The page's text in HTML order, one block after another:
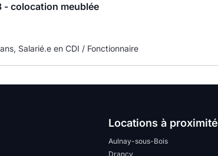
- colocation meublée
Salarié.e en CDI / Fonctionnaire
Locations à proximité
Aulnay-sous-Bois
Drancy